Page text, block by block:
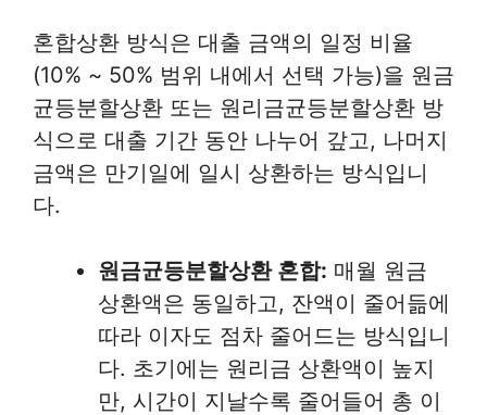
혼합상환 방식은 대출 금액의 일정 비율
(10% ~ 50% 범위 내에서 선택 가능)을 원금
균등분할상환 또는 원리금균등분할상환 방
식으로 대출 기간 동안 나누어 갚고, 나머지
금액은 만기일에 일시 상환하는 방식입니
다.
원금균등분할상환 혼합: 매월 원금
상환액은 동일하고, 잔액이 줄어듦에
따라 이자도 점차 줄어드는 방식입니
다. 초기에는 원리금 상환액이 높지
만, 시간이 지날수록 줄어들어 총 이